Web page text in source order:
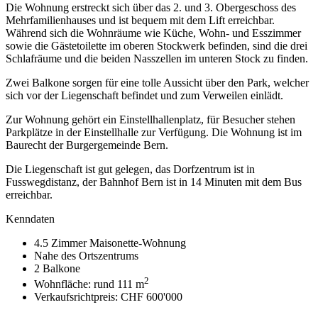
Die Wohnung erstreckt sich über das 2. und 3. Obergeschoss des
Mehrfamilienhauses und ist bequem mit dem Lift erreichbar.
Während sich die Wohnräume wie Küche, Wohn- und Esszimmer
sowie die Gästetoilette im oberen Stockwerk befinden, sind die drei
Schlafräume und die beiden Nasszellen im unteren Stock zu finden.
Zwei Balkone sorgen für eine tolle Aussicht über den Park, welcher
sich vor der Liegenschaft befindet und zum Verweilen einlädt.
Zur Wohnung gehört ein Einstellhallenplatz, für Besucher stehen
Parkplätze in der Einstellhalle zur Verfügung. Die Wohnung ist im
Baurecht der Burgergemeinde Bern.
Die Liegenschaft ist gut gelegen, das Dorfzentrum ist in
Fusswegdistanz, der Bahnhof Bern ist in 14 Minuten mit dem Bus
erreichbar.
Kenndaten
4.5 Zimmer Maisonette-Wohnung
Nahe des Ortszentrums
2 Balkone
Wohnfläche: rund 111 m2
Verkaufsrichtpreis: CHF 600'000